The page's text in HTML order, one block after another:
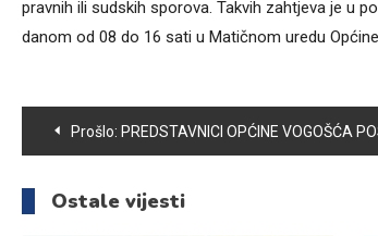
pravnih ili sudskih sporova. Takvih zahtjeva je u
danom od 08 do 16 sati u Matičnom uredu
Navigacija
članaka
Prošlo: PREDSTAVNICI OPĆINE VOGOŠĆA POSJETILI FIRMU
Ostale vijesti